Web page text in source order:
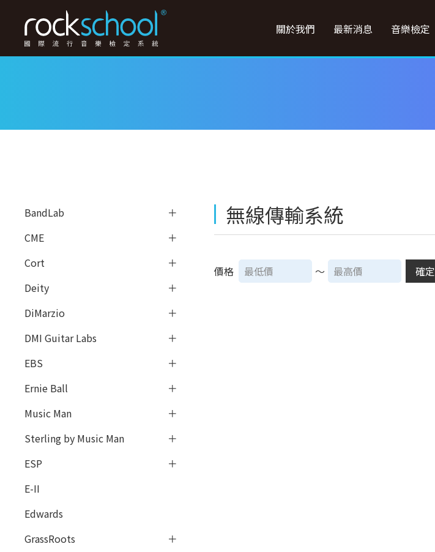
關於我們 最新消息 音樂檢定
BandLab
CME
Cort
Deity
DiMarzio
DMI Guitar Labs
EBS
Ernie Ball
Music Man
Sterling by Music Man
ESP
E-II
Edwards
GrassRoots
無線傳輸系統
價格 ～ 確定